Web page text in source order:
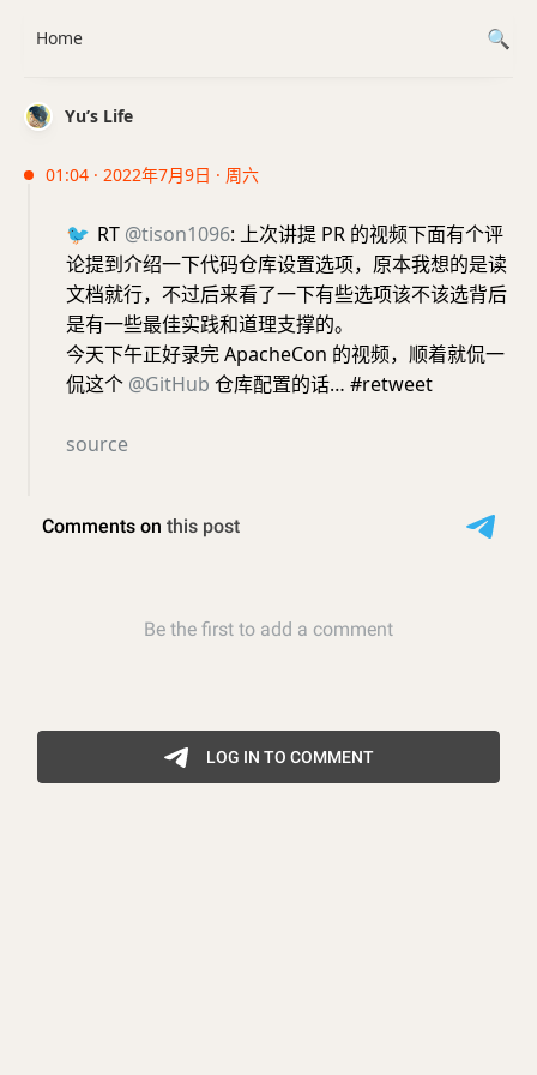
Yu’s Life
01:04 · 2022年7月9日 · 周六
🐦 RT @tison1096: 上次讲提 PR 的视频下面有个评
论提到介绍一下代码仓库设置选项，原本我想的是读
文档就行，不过后来看了一下有些选项该不该选背后
是有一些最佳实践和道理支撑的。
今天下午正好录完 ApacheCon 的视频，顺着就侃一
侃这个 @GitHub 仓库配置的话… #retweet
source
Home